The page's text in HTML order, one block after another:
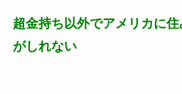
超金持ち以外でアメリカに
がしれない